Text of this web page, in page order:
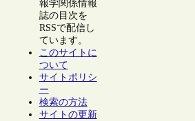
報学関係情報
誌の目次を
RSSで配信し
ています。
このサイトに
ついて
サイトポリシ
ー
検索の方法
サイトの更新